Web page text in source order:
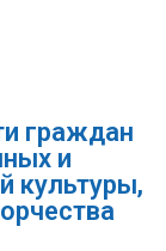
граждан
и
культуры,